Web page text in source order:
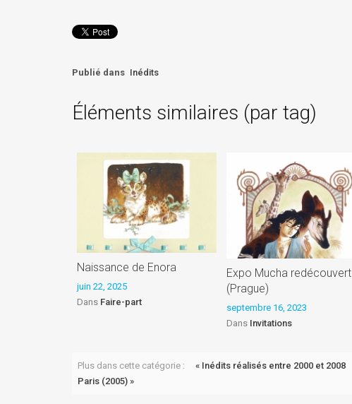
Publié dans Inédits
Éléments similaires (par tag)
Naissance de Enora
juin 22, 2025
Dans Faire-part
Expo Mucha redécouvert
(Prague)
septembre 16, 2023
Dans Invitations
Plus dans cette catégorie : « Inédits réalisés entre 2000 et 2008
Paris (2005) »